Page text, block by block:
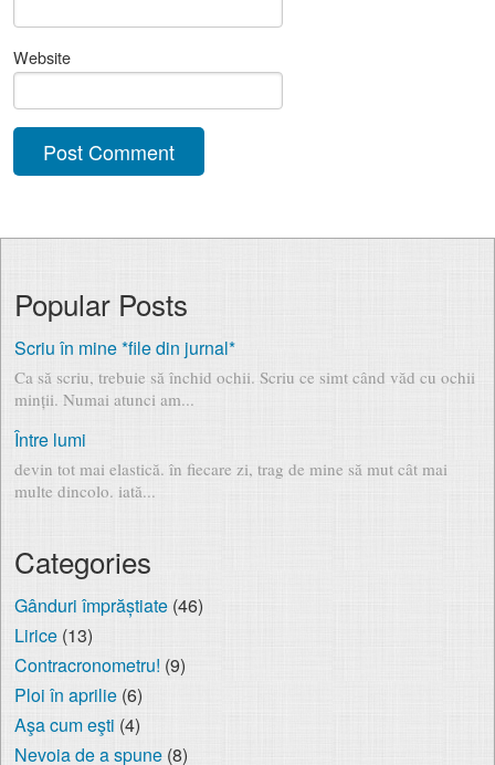
Website
Popular Posts
Scriu în mine *file din jurnal*
Ca să scriu, trebuie să închid ochii. Scriu ce simt când văd cu ochii
minții. Numai atunci am...
Între lumi
devin tot mai elastică. în fiecare zi, trag de mine să mut cât mai
multe dincolo. iată...
Categories
Gânduri împrăștiate(46)
Lirice(13)
Contracronometru! (9)
Ploi în aprilie(6)
Aşa cum eşti (4)
Nevoia de a spune(8)